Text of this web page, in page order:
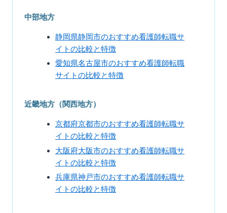
中部地方
静岡県静岡市のおすすめ看護師転職サ
イトの比較と特徴
愛知県名古屋市のおすすめ看護師転職
サイトの比較と特徴
近畿地方（関西地方）
京都府京都市のおすすめ看護師転職サ
イトの比較と特徴
大阪府大阪市のおすすめ看護師転職サ
イトの比較と特徴
兵庫県神戸市のおすすめ看護師転職サ
イトの比較と特徴